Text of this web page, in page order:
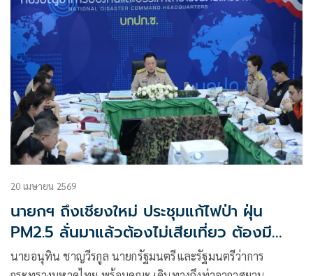
20 เมษายน 2569
นายกฯ ถึงเชียงใหม่ ประชุมแก้ไฟป่า ฝุ่น
PM2.5 ลั่นมาแล้วต้องไม่เสียเที่ยว ต้องมี
ทางออกด้วย
นายอนุทิน ชาญวีรกูล นายกรัฐมนตรีและรัฐมนตรีว่าการ